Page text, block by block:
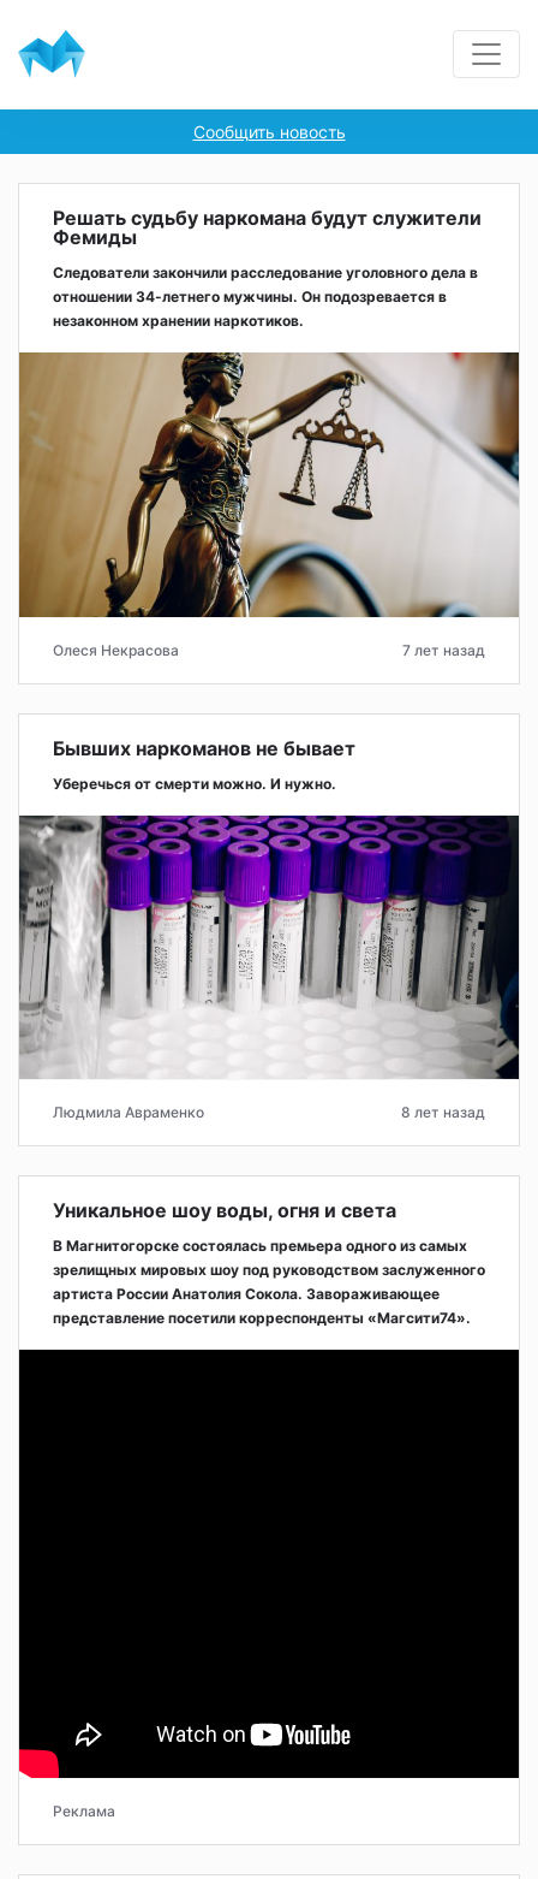
Сообщить новость
Решать судьбу наркомана будут служители
Фемиды
Следователи закончили расследование уголовного дела в
отношении 34-летнего мужчины. Он подозревается в
незаконном хранении наркотиков.
Олеся Некрасова 7 лет назад
Бывших наркоманов не бывает
Уберечься от смерти можно. И нужно.
Людмила Авраменко 8 лет назад
Уникальное шоу воды, огня и света
В Магнитогорске состоялась премьера одного из самых
зрелищных мировых шоу под руководством заслуженного
артиста России Анатолия Сокола. Завораживающее
представление посетили корреспонденты «Магсити74».
Реклама